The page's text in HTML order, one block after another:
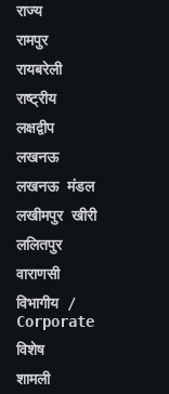
राज्य
रामपुर
रायबरेली
राष्ट्रीय
लक्षद्वीप
लखनऊ
लखनऊ मंडल
लखीमपुर खीरी
ललितपुर
वाराणसी
विभागीय /
Corporate
विशेष
शामली